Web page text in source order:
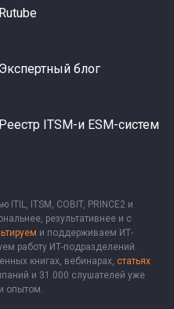
Rutube
Экспертный блог
Реестр ITSM-и ESM-систем
ITSM, COBIT, PRINCE2 и
результативнее и с
и поддерживаем ИТ-
работу ИТ-подразделений.
книгах, вебинарах, статьях
и 31 000 слушателей уже
опытом.